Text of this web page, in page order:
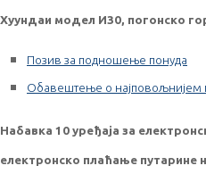
Хyундаи модел И30, погонско
Позив за подношење понуда
Обавештење о најповољнијем
Набавка 10 уређаја за
електронско плаћање путарине